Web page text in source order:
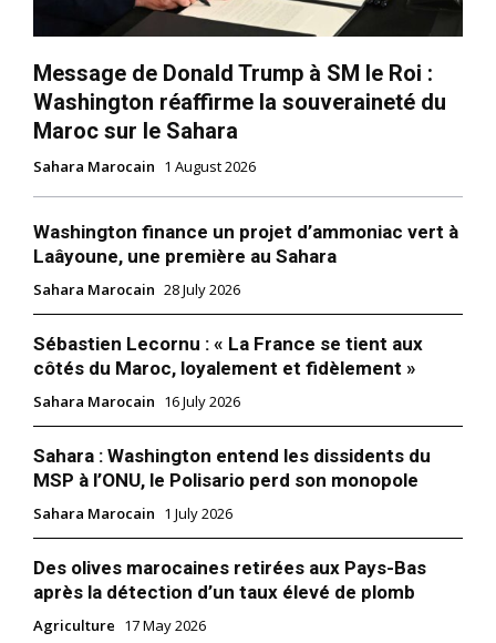
le1.ma
l'intelligence de
l'information
S'ABONNER MAINTENANT
Insight Publications
À propos
Nous contacter
Formules d’abonnement
Message de Donald Trump à SM le Roi :
Washington réaffirme la souveraineté du
Maroc sur le Sahara
Sahara Marocain 1 August 2026
Washington finance un projet d’ammoniac vert à
Laâyoune, une première au Sahara
Sahara Marocain 28 July 2026
Sébastien Lecornu : « La France se tient aux
côtés du Maroc, loyalement et fidèlement »
Sahara Marocain 16 July 2026
Sahara : Washington entend les dissidents du
MSP à l’ONU, le Polisario perd son monopole
Sahara Marocain 1 July 2026
Des olives marocaines retirées aux Pays-Bas
après la détection d’un taux élevé de plomb
Agriculture 17 May 2026